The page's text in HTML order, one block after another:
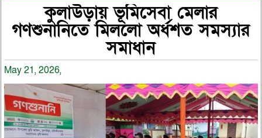
কুলাউড়ায় ভূমিসেবা মেলার
গণশুনানিতে মিললো অর্ধশত সমস্যার
সমাধান
May 21, 2026,